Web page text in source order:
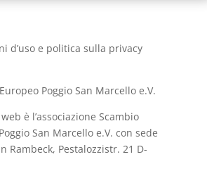
d’uso e politica sulla privacy
Poggio San Marcello e.V.
è l’associazione Scambio
San Marcello e.V. con sede
Rambeck, Pestalozzistr. 21 D-